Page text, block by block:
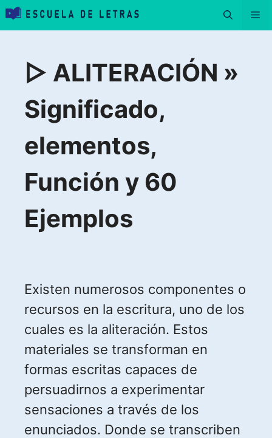
Saltar
contenido▷ ALITERACIÓN »
Significado,
elementos,
Función y 60
Ejemplos
Existen numerosos componentes o
recursos en la escritura, uno de los
cuales es la aliteración. Estos
materiales se transforman en
formas escritas capaces de
persuadirnos a experimentar
sensaciones a través de los
enunciados. Donde se transcriben